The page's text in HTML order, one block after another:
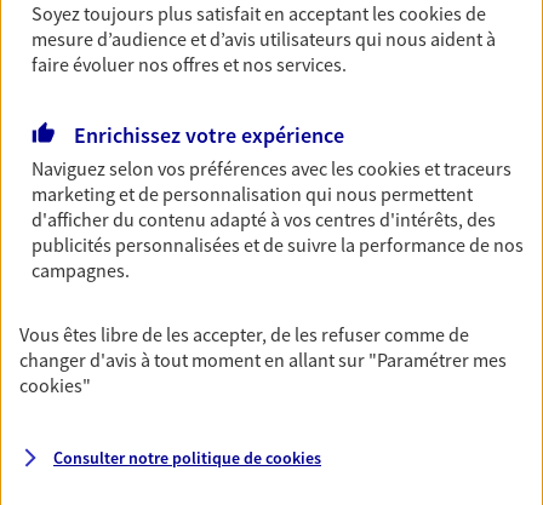
Garantie Accidents de la Vie
Bricoleuse, féru de jardinage, pâtissier en herbe
ou grande lectrice… personne n'est à l'abri d'un
Accident, protégez votre qualité de vie et vos
revenus.
Découvrir l'offre Garantie Accidents de la Vie
OBTENIR UN TARIF EN LIGNE
Multirisque Entreprise
Gagnez en simplicité et en sérénité avec votre
assurance multirisque entreprise. Un contrat
équipements et stocks… sans oublier votre
responsabilité civile.
Soyez toujours plus satisfait en acceptant lescookiesde
mesure d’audience et d’avis utilisateurs qui nous aident à
faire évoluer nos offres et nos services.
Enrichissez votre expérience
Naviguez selon vos préférences avec lescookies et traceurs
marketing et de personnalisation qui nous permettent
d'afficher du contenu adapté à vos centres d'intérêts, des
publicités personnalisées et de suivre la performance de nos
campagnes.
Vous êtes libre de les accepter, de les refuser comme de
changer d'avis à tout moment en allant sur "Paramétrer mes
cookies"
Consulter notre politique decookies